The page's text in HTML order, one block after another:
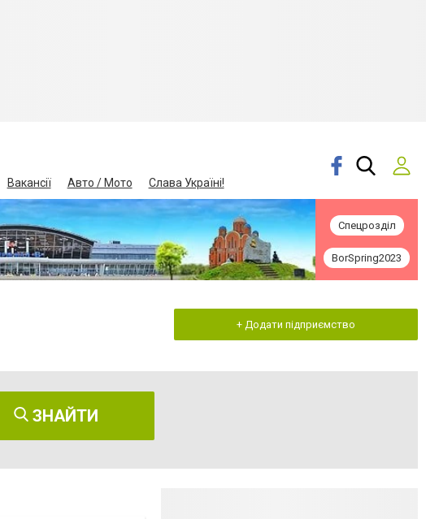
Вакансії Авто / Мото Слава Україні!
Спецрозділ
BorSpring2023
+ Додати підприємство
ЗНАЙТИ